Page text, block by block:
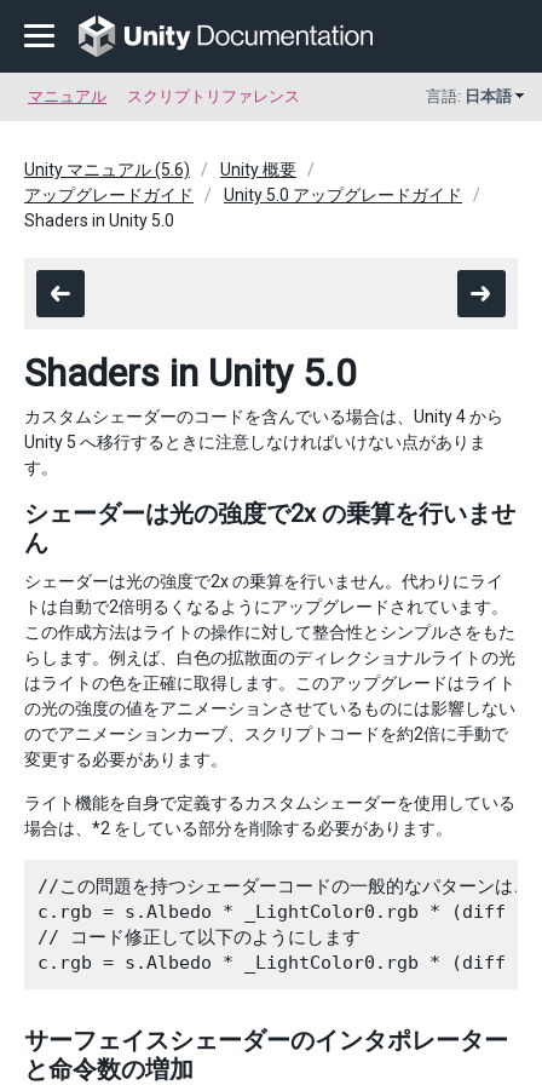
マニュアル スクリプトリファレンス 言語: 日本語
Unity マニュアル (5.6)
Unity 概要
アップグレードガイド
Unity 5.0 アップグレードガイド
Shaders in Unity 5.0
Shaders in Unity 5.0
カスタムシェーダーのコードを含んでいる場合は、Unity 4 から
Unity 5 へ移行するときに注意しなければいけない点がありま
す。
シェーダーは光の強度で2x の乗算を行いませ
ん
シェーダーは光の強度で2x の乗算を行いません。代わりにライ
トは自動で2倍明るくなるようにアップグレードされています。
この作成方法はライトの操作に対して整合性とシンプルさをもた
らします。例えば、白色の拡散面のディレクショナルライトの光
はライトの色を正確に取得します。このアップグレードはライト
の光の強度の値をアニメーションさせているものには影響しない
のでアニメーションカーブ、スクリプトコードを約2倍に手動で
変更する必要があります。
ライト機能を自身で定義するカスタムシェーダーを使用している
場合は、*2 をしている部分を削除する必要があります。
//この問題を持つシェーダーコードの一般的なパターンは
c.rgb = s.Albedo * _LightColor0.rgb * (diff
// コード修正して以下のようにします
サーフェイスシェーダーのインタポレーター
と命令数の増加